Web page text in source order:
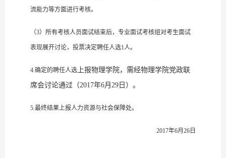
流能力等方面进行考核。
（3）所有考核人员面试结束后，专业面试考核组对考生面试
表现展开讨论，投票决定聘任人选1人。
4.确定的聘任人选 上报物理学院，需经物理学院党政联
席会讨论通过（2017年6月29日）。
5.最终结果上报人力资源与社会保障处。
2017年6月26日